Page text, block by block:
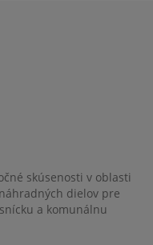
skúsenosti v oblasti
dielov pre
a komunálnu